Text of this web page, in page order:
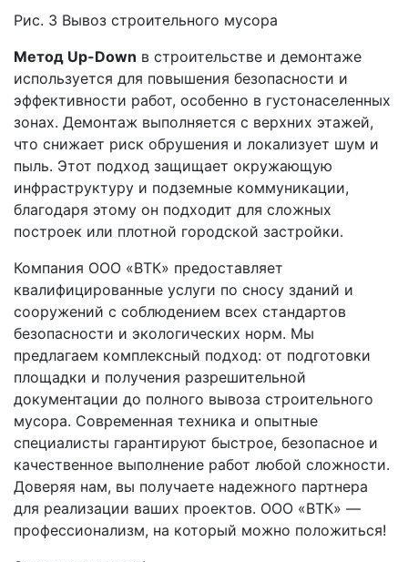
Рис. 3 Вывоз строительного мусора
Метод Up-Down в строительстве и демонтаже
используется для повышения безопасности и
эффективности работ, особенно в густонаселенных
зонах. Демонтаж выполняется с верхних этажей,
что снижает риск обрушения и локализует шум и
пыль. Этот подход защищает окружающую
инфраструктуру и подземные коммуникации,
благодаря этому он подходит для сложных
построек или плотной городской застройки.
Компания ООО «ВТК» предоставляет
квалифицированные услуги по сносу зданий и
сооружений с соблюдением всех стандартов
безопасности и экологических норм. Мы
предлагаем комплексный подход: от подготовки
площадки и получения разрешительной
документации до полного вывоза строительного
мусора. Современная техника и опытные
специалисты гарантируют быстрое, безопасное и
качественное выполнение работ любой сложности.
Доверяя нам, вы получаете надежного партнера
для реализации ваших проектов. ООО «ВТК» —
профессионализм, на который можно положиться!